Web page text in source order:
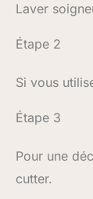
Laver
Étape 2
Si vous
Étape 3
Pour une
cutter.